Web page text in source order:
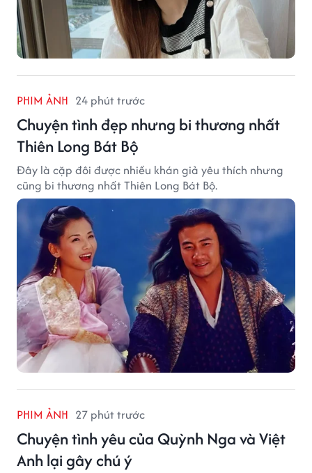
PHIM ẢNH 24 phút trước
Chuyện tình đẹp nhưng bi thương nhất
Thiên Long Bát Bộ
Đây là cặp đôi được nhiều khán giả yêu thích nhưng
cũng bi thương nhất Thiên Long Bát Bộ.
PHIM ẢNH 27 phút trước
Chuyện tình yêu của Quỳnh Nga và Việt
Anh lại gây chú ý